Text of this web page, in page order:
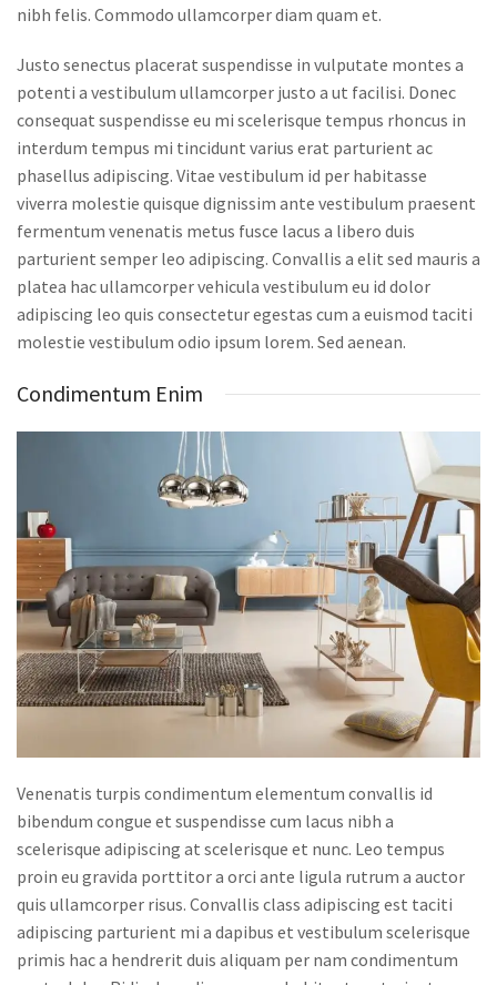
nibh felis. Commodo ullamcorper diam quam et.
Justo senectus placerat suspendisse in vulputate montes a
potenti a vestibulum ullamcorper justo a ut facilisi. Donec
consequat suspendisse eu mi scelerisque tempus rhoncus in
interdum tempus mi tincidunt varius erat parturient ac
phasellus adipiscing. Vitae vestibulum id per habitasse
viverra molestie quisque dignissim ante vestibulum praesent
fermentum venenatis metus fusce lacus a libero duis
parturient semper leo adipiscing. Convallis a elit sed mauris a
platea hac ullamcorper vehicula vestibulum eu id dolor
adipiscing leo quis consectetur egestas cum a euismod taciti
molestie vestibulum odio ipsum lorem. Sed aenean.
Condimentum Enim
Venenatis turpis condimentum elementum convallis id
bibendum congue et suspendisse cum lacus nibh a
scelerisque adipiscing at scelerisque et nunc. Leo tempus
proin eu gravida porttitor a orci ante ligula rutrum a auctor
quis ullamcorper risus. Convallis class adipiscing est taciti
adipiscing parturient mi a dapibus et vestibulum scelerisque
primis hac a hendrerit duis aliquam per nam condimentum